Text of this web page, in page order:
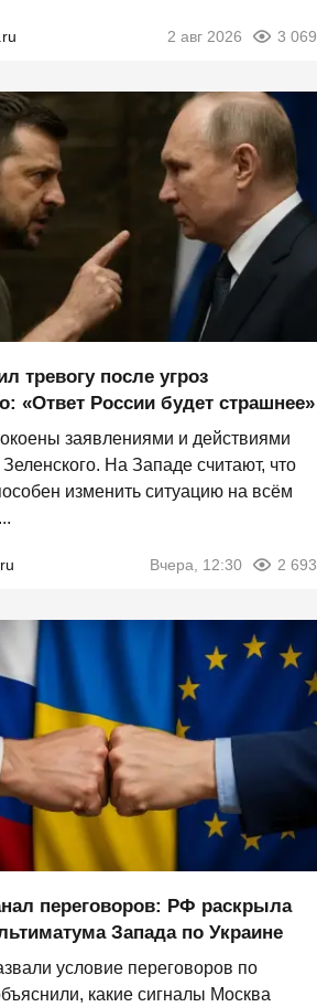
2 авг 2026 3 069
тревогу после угроз
«Ответ России будет страшнее»
заявлениями и действиями
На Западе считают, что
изменить ситуацию на всём
Вчера, 12:30 2 693
переговоров: РФ раскрыла
Запада по Украине
условие переговоров по
какие сигналы Москва